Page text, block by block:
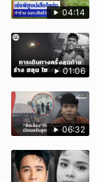
04:14
01:06
06:32